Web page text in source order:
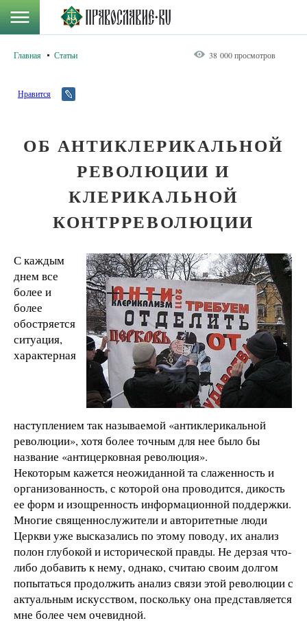
Главная Статьи 38 000 просмотров
Нравится
ОБ АНТИКЛЕРИКАЛЬНОЙ
РЕВОЛЮЦИИ И
КЛЕРИКАЛЬНОЙ
КОНТРРЕВОЛЮЦИИ
С каждым
днем все
более и
более
обостряется
ситуация,
характерная
наступлением так называемой «антиклерикальной
революции», хотя более точным для нее было бы
название «антицерковная революция».
Некоторым кажется неожиданной та слаженность и
организованность, с которой она проводится, дикость
ее форм и изощренность информационной поддержки.
Многие священнослужители и авторитетные люди
Церкви уже высказались по этому поводу, их анализ
полон глубокой и исторической правды. Не дерзая что-
либо добавить к нему, однако, считаю своим долгом
попытаться продолжить анализ связи этой революции с
актуальным искусством, поскольку она представляется
мне более чем очевидной.